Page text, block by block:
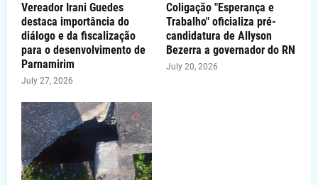
Vereador Irani Guedes
destaca importância do
diálogo e da fiscalização
para o desenvolvimento de
Parnamirim
July 27, 2026
Coligação "Esperança e
Trabalho" oficializa pré-
candidatura de Allyson
Bezerra a governador do RN
July 20, 2026